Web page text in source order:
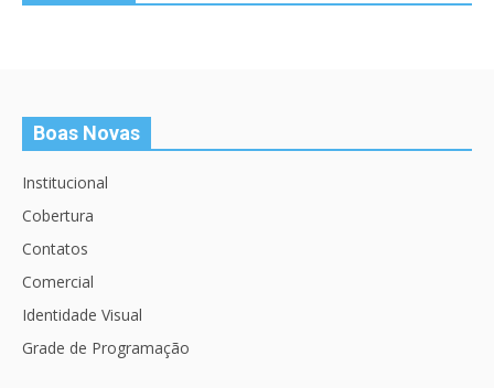
Boas Novas
Institucional
Cobertura
Contatos
Comercial
Identidade Visual
Grade de Programação